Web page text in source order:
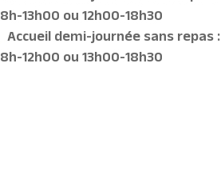
8h-13h00 ou 12h00-18h30
Accueil demi-journée sans repas :
8h-12h00 ou 13h00-18h30